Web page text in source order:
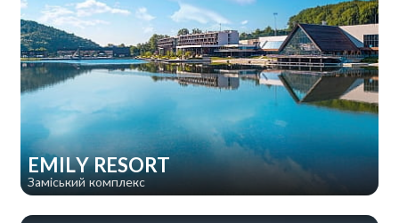
EMILY RESORT
Заміський комплекс